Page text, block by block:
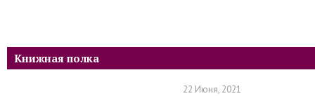
Книжная полка
22 Июня, 2021